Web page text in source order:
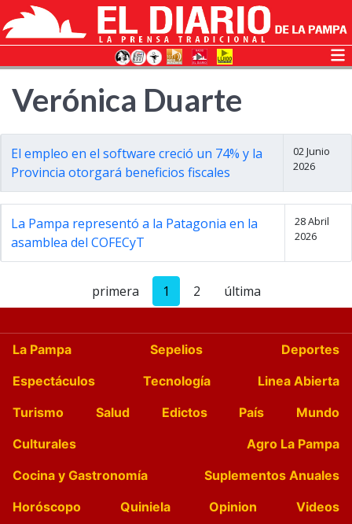
Verónica Duarte
El empleo en el software creció un 74% y la
Provincia otorgará beneficios fiscales
02 Junio
2026
La Pampa representó a la Patagonia en la
asamblea del COFECyT
28 Abril
2026
primera 1 2 última
La Pampa Sepelios
Deportes
Espectáculos
Tecnología
Linea Abierta
Turismo
Salud Edictos País
Mundo
Culturales
Agro La Pampa
Cocina y Gastronomía
Suplementos Anuales
Horóscopo
Quiniela Opinion
Videos